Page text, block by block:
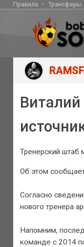
Правила Трансферы
Тренерский штаб
Об этом
Согласно
нового тренера
Напомним,
команде с 2014